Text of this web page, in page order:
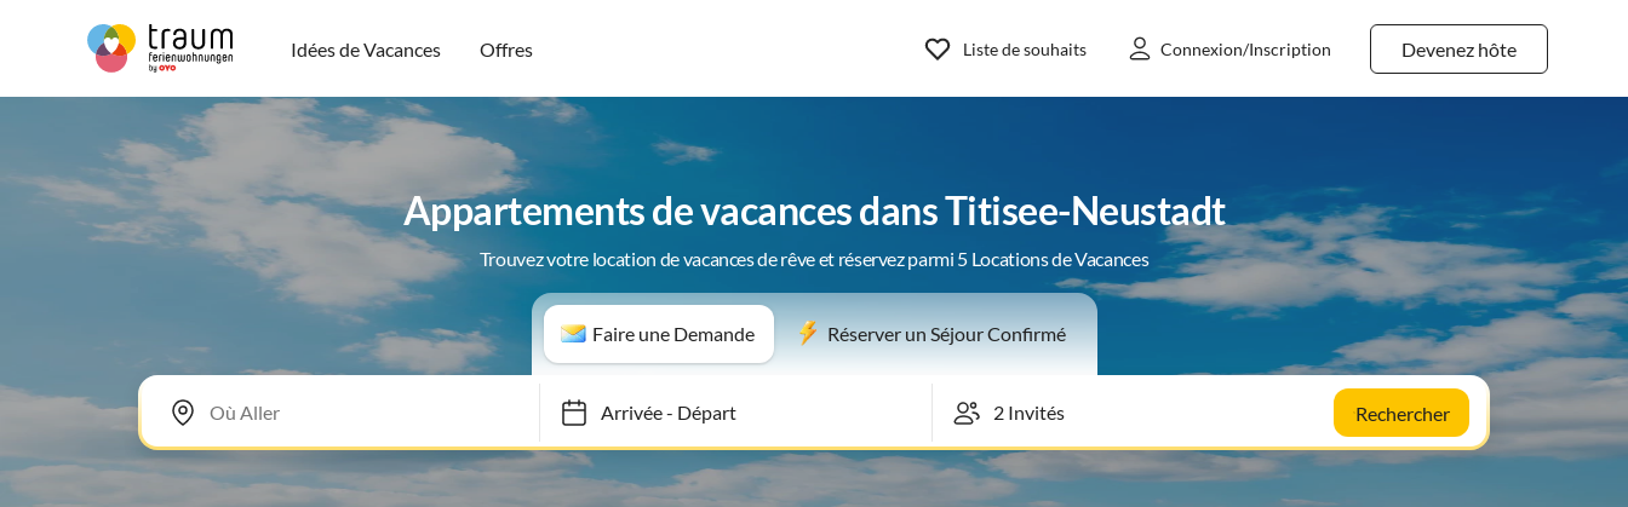
Idées de Vacances Offres Devenez hôte
Liste de souhaits Connexion/Inscription
Appartements de vacances dans Titisee-Neustadt
Trouvez votre location de vacances de rêve et réservez parmi 5 Locations de Vacances
Faire une Demande Réserver un Séjour Confirmé
Arrivée-Départ Rechercher